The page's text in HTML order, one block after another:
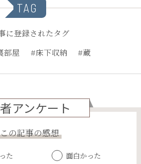
TAG
に登録されたタグ
部屋 #床下収納 #蔵
アンケート
この記事の感想
た 面白かった